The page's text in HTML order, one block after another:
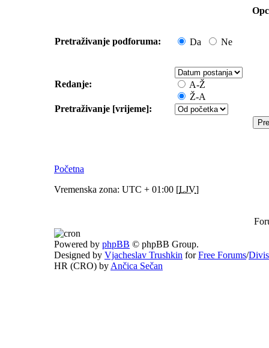
Pretraživanje podforuma: Da Ne
Redanje:
A-Ž
Ž-A
Pretraživanje [vrijeme]:
Početna
Vremenska zona: UTC + 01:00 [LJV]
Powered by phpBB © phpBB Group.
Designed by Vjacheslav Trushkin forFree Forums/
HR (CRO) by Ančica Sečan